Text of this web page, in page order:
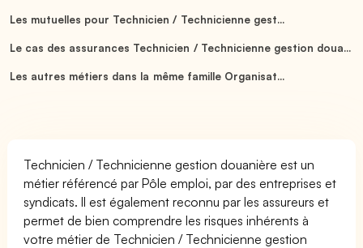
Les mutuelles pour Technicien / Technicienne gest...
Le cas des assurances Technicien / Technicienne gestion doua...
Les autres métiers dans la même famille Organisat...
Technicien / Technicienne gestion douanière est un
métier référencé par Pôle emploi, par des entreprises et
syndicats. Il est également reconnu par les assureurs et
permet de bien comprendre les risques inhérents à
votre métier de Technicien / Technicienne gestion